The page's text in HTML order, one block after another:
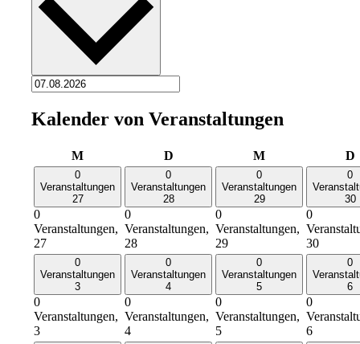
Kalender von Veranstaltungen
MMontag DDienstag MMittwoch D
0
Veranstaltungen
27
0
Veranstaltungen,
27
0
Veranstaltungen
28
0
Veranstaltungen,
28
0
Veranstaltungen
29
0
Veranstaltungen,
29
0
30
0
30
0
Veranstaltungen
3
0
Veranstaltungen,
3
0
Veranstaltungen
4
0
Veranstaltungen,
4
0
Veranstaltungen
5
0
Veranstaltungen,
5
0
6
0
6